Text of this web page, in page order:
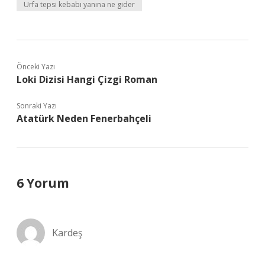
Urfa tepsi kebabı yanına ne gider
Önceki Yazı
Loki Dizisi Hangi Çizgi Roman
Sonraki Yazı
Atatürk Neden Fenerbahçeli
6 Yorum
Kardeş